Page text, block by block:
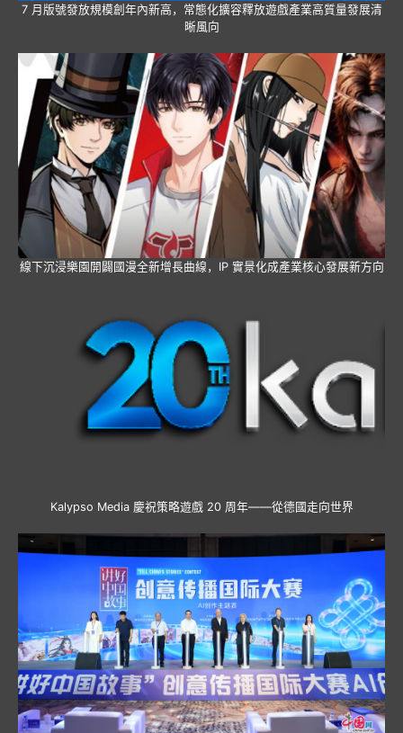
7 月版號發放規模創年內新高，常態化擴容釋放遊戲產業高質量發展清
晰風向
線下沉浸樂園開闢國漫全新增長曲線，IP 實景化成產業核心發展新方向
Kalypso Media 慶祝策略遊戲 20 周年——從德國走向世界